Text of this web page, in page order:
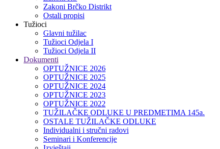
Zakoni Brčko Distrikt
Ostali propisi
Tužioci
Glavni tužilac
Tužioci Odjela I
Tužioci Odjela II
Dokumenti
OPTUŽNICE 2026
OPTUŽNICE 2025
OPTUŽNICE 2024
OPTUŽNICE 2023
OPTUŽNICE 2022
TUŽILAČKE ODLUKE U PREDMETIMA 145a.
OSTALE TUŽILAČKE ODLUKE
Individualni i stručni radovi
Seminari i Konferencije